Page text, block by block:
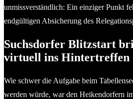
unmissverständlich: Ein einziger Punkt
endgültigen Absicherung des
Suchsdorfer Blitzstart
virtuell ins Hintertreffen
Wie schwer die Aufgabe beim
werden würde, war den Heikendorfern